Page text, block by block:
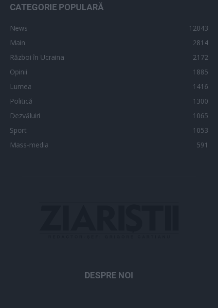
CATEGORIE POPULARĂ
News
12043
Main
2814
Război în Ucraina
2172
Opinii
1885
Lumea
1416
Politică
1300
Dezvăluiri
1065
Sport
1053
Mass-media
591
DESPRE NOI